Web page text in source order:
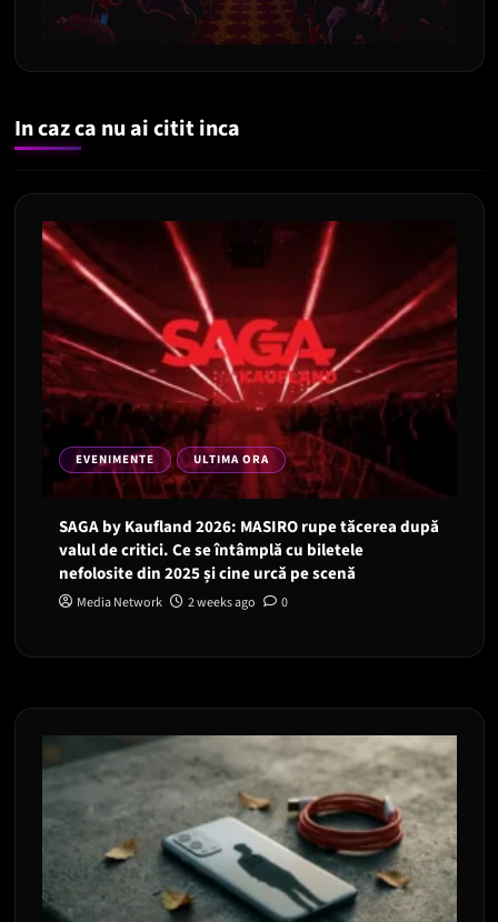
In caz ca nu ai citit inca
EVENIMENTE ULTIMA ORA
SAGA by Kaufland 2026: MASIRO rupe tăcerea după
valul de critici. Ce se întâmplă cu biletele
nefolosite din 2025 și cine urcă pe scenă
Media Network 2 weeks ago 0